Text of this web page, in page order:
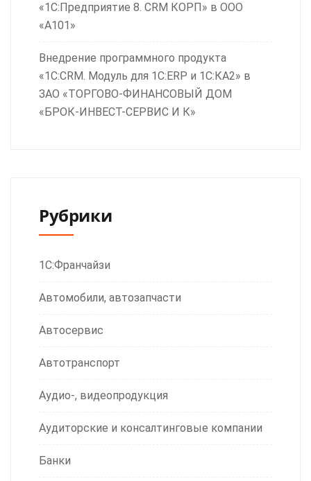
«1С:Предприятие 8. CRM КОРП» в ООО
«А101»
Внедрение программного продукта
«1С:CRM. Модуль для 1С:ERP и 1С:КА2» в
ЗАО «ТОРГОВО-ФИНАНСОВЫЙ ДОМ
«БРОК-ИНВЕСТ-СЕРВИС И К»
Рубрики
1С:Франчайзи
Автомобили, автозапчасти
Автосервис
Автотранспорт
Аудио-, видеопродукция
Аудиторские и консалтинговые компании
Банки